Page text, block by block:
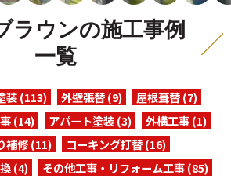
ラウンの施工事例
一覧
装 (113) 外壁張替 (9)
屋根葺替 (7)
(14) アパート塗装 (3)
外構工事 (1)
補修 (11)
コーキング打替 (16)
(4)
その他工事・リフォーム工事 (85)